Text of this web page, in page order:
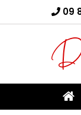
09